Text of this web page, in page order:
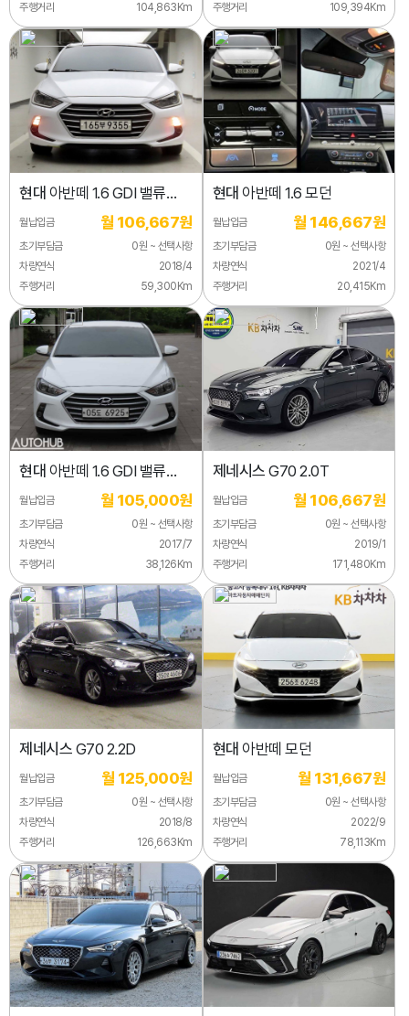
주행거리
104,863Km
주행거리
109,394Km
현대 아반떼 1.6 GDI 밸류
플러스
월납입금 월 106,667원
초기부담금
0원 ~ 선택사항
차량연식
2018/4
주행거리
59,300Km
현대 아반떼 1.6 모던
월납입금 월 146,667원
초기부담금
0원 ~ 선택사항
차량연식
2021/4
주행거리
20,415Km
현대 아반떼 1.6 GDI 밸류
플러스
월납입금 월 105,000원
초기부담금
0원 ~ 선택사항
차량연식
2017/7
주행거리
38,126Km
제네시스 G70 2.0T
월납입금 월 106,667원
초기부담금
0원 ~ 선택사항
차량연식
2019/1
주행거리
171,480Km
제네시스 G70 2.2D
월납입금 월 125,000원
초기부담금
0원 ~ 선택사항
차량연식
2018/8
주행거리
126,663Km
현대 아반떼 모던
월납입금 월 131,667원
초기부담금
0원 ~ 선택사항
차량연식
2022/9
주행거리
78,113Km